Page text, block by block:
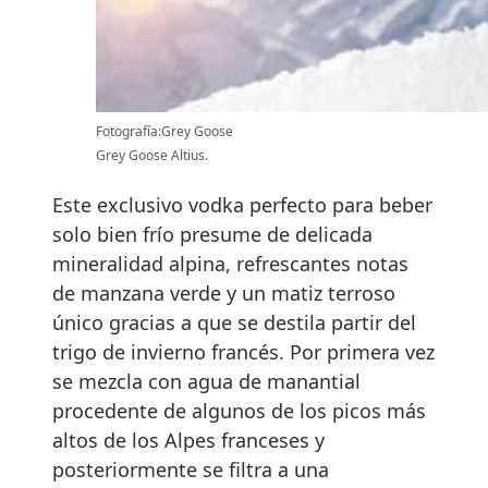
Fotografía:Grey Goose
Grey Goose Altius.
Este exclusivo vodka perfecto para beber
solo bien frío presume de delicada
mineralidad alpina, refrescantes notas
de manzana verde y un matiz terroso
único gracias a que se destila partir del
trigo de invierno francés. Por primera vez
se mezcla con agua de manantial
procedente de algunos de los picos más
altos de los Alpes franceses y
posteriormente se filtra a una